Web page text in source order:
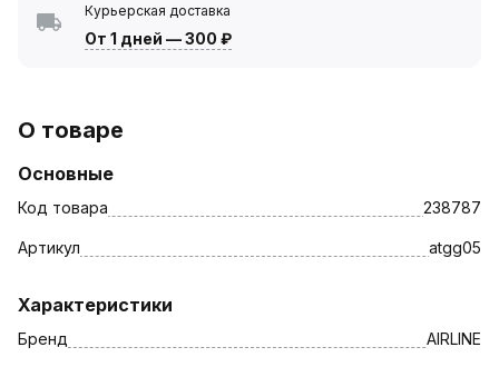
Курьерская доставка
От 1 дней —300 ₽
О товаре
Основные
Код товара 238787
Артикул atgg05
Характеристики
Бренд AIRLINE